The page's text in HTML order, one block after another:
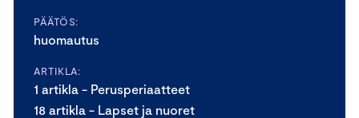
PÄÄTÖS:
huomautus
ARTIKLA:
1 artikla - Perusperiaatteet
18 artikla - Lapset ja nuoret